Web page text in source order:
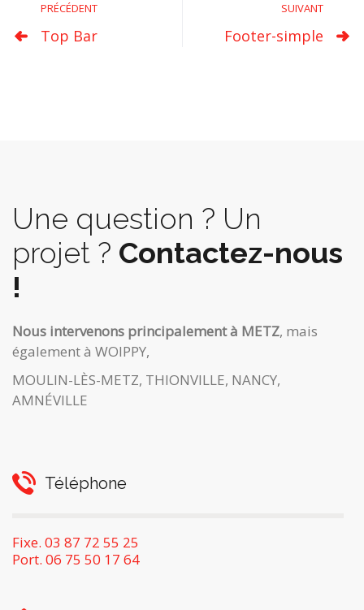
PRÉCÉDENT
Top Bar
SUIVANT
Footer-simple
Une question ? Un
projet ? Contactez-nous
!
Nous intervenons principalement à METZ, mais
également à WOIPPY,
MOULIN-LÈS-METZ, THIONVILLE, NANCY,
AMNÉVILLE
Téléphone
Fixe. 03 87 72 55 25
Port. 06 75 50 17 64